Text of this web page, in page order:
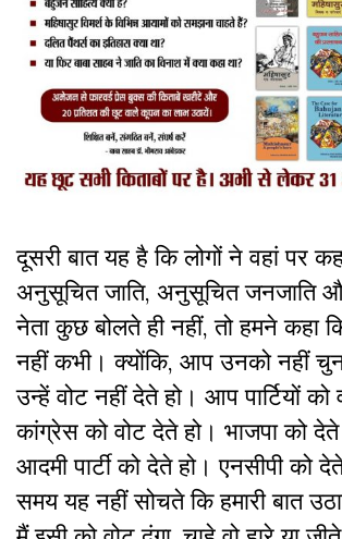
दूसरी बात यह है कि लोगों ने वहां पर
अनुसूचित जाति, अनुसूचित जनजाति
नेता कुछ बोलते ही नहीं, तो हमने कहा
नहीं कभी। क्योंकि, आप उनको नहीं
उन्हें वोट नहीं देते हो। आप पार्टियों को
कांग्रेस को वोट देते हो। भाजपा को
आदमी पार्टी को देते हो। एनसीपी को
समय यह नहीं सोचते कि हमारी बात